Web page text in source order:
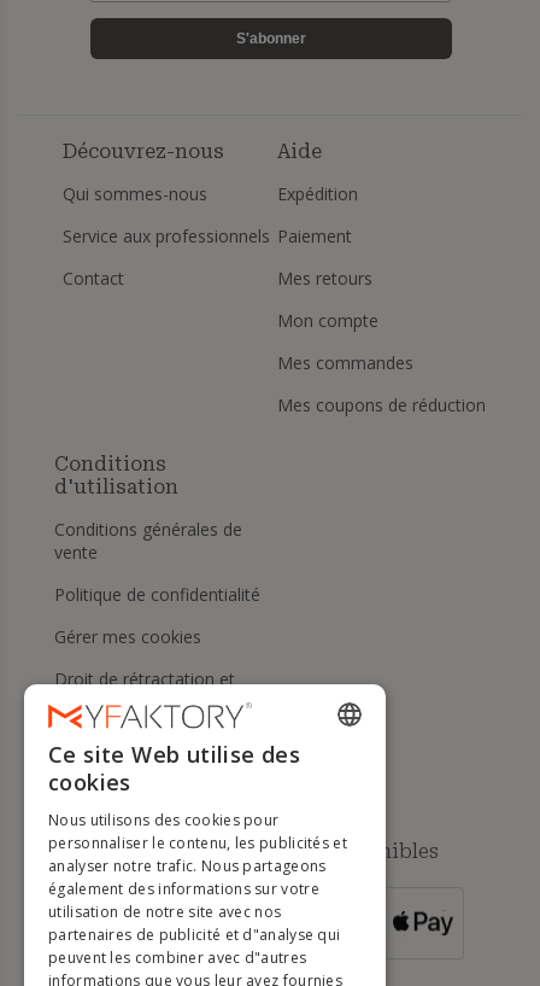
S'abonner
Découvrez-nous
Qui sommes-nous
Service aux professionnels
Contact
Aide
Expédition
Paiement
Mes retours
Mon compte
Mes commandes
Mes coupons de réduction
Conditions
d'utilisation
Conditions générales de
vente
Politique de confidentialité
Gérer mes cookies
Droit de rétractation et
retours
Aide
Méthodes de paiement disponibles
POUR LES
COMMANDES
SUPÉRIEURES À
ENGLISH
DUTCH
GERMAN
PORTUGUESE
Ce site Web utilise des
cookies
Nous utilisons des cookies pour
personnaliser le contenu, les publicités et
analyser notre trafic. Nous partageons
également des informations sur votre
utilisation de notre site avec nos
partenaires de publicité et d"analyse qui
peuvent les combiner avec d"autres
informations que vous leur avez fournies